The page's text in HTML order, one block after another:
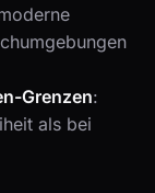
Grenzen:
als bei